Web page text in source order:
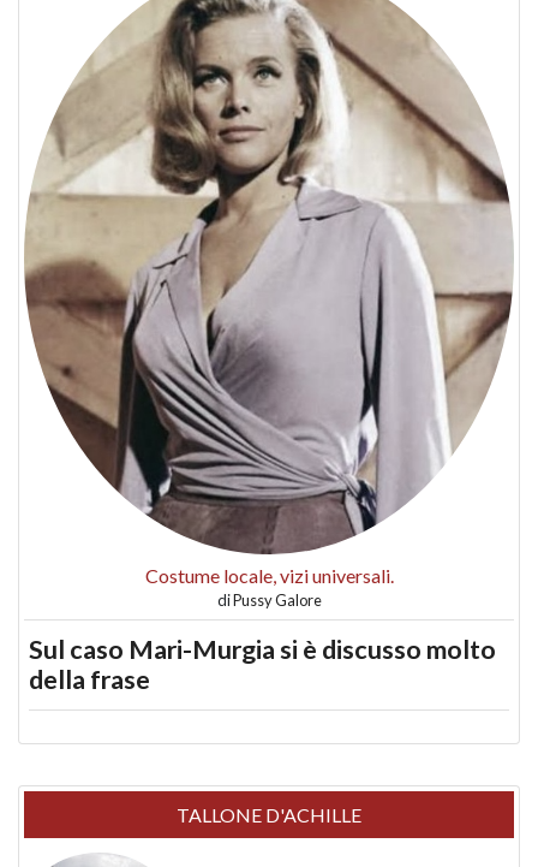
Costume locale, vizi universali.
diPussy Galore
Sul caso Mari-Murgia si è discusso molto
della frase
TALLONE D'ACHILLE